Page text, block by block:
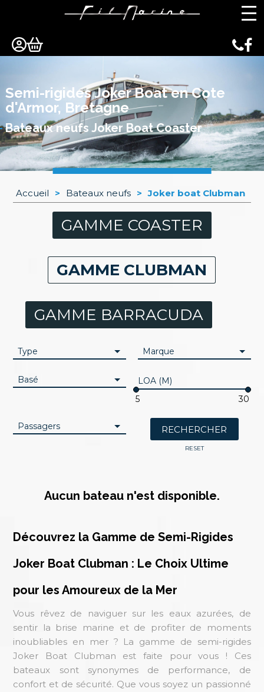
Semi-rigides Joker Boat en Cote
d'Armor, Bretagne
Bateaux neufs Joker Boat Coaster
Accueil > Bateaux neufs > Joker boat Clubman
GAMME COASTER
GAMME CLUBMAN
GAMME BARRACUDA
Type Marque
Basé LOA (M)
Passagers
RESET
Aucun bateau n'est disponible.
Découvrez la Gamme de Semi-Rigides
Joker Boat Clubman : Le Choix Ultime
pour les Amoureux de la Mer
Vous rêvez de naviguer sur les eaux azurées, de
sentir la brise marine et de profiter de moments
inoubliables en mer ? La gamme de semi-rigides
Joker Boat Clubman est faite pour vous ! Ces
bateaux sont synonymes de performance, de
confort et de sécurité. Que vous soyez un passionné
Panneau de gestion des cookies